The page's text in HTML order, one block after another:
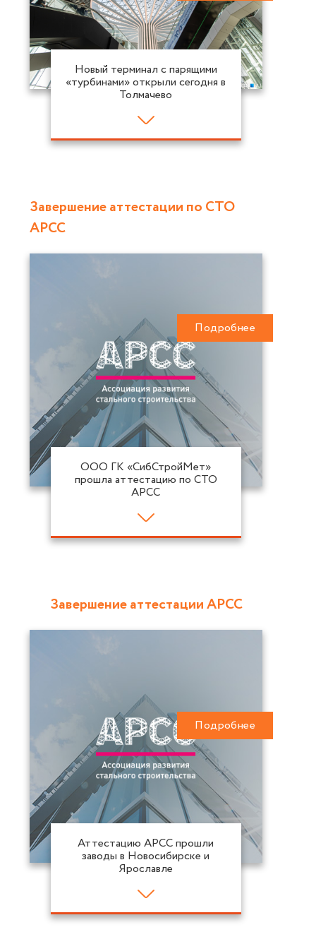
Новый терминал с парящими
«турбинами» открыли сегодня в
Толмачево
Завершение аттестации по СТО
АРСС
ООО ГК «СибСтройМет»
прошла аттестацию по СТО
АРСС
Подробнее
Завершение аттестации АРСС
Аттестацию АРСС прошли
заводы в Новосибирске и
Ярославле
Подробнее